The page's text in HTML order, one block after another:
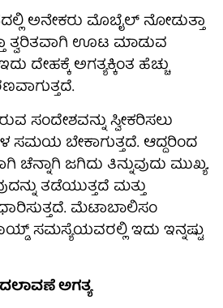
ಅನೇಕರು ಮೊಬೈಲ್ ನೋಡುತ್ತಾ
ತ್ವರಿತವಾಗಿ ಊಟ ಮಾಡುವ
ದೇಹಕ್ಕೆ ಅಗತ್ಯಕ್ಕಿಂತ ಹೆಚ್ಚು
ಸಂದೇಶವನ್ನು ಸ್ವೀಕರಿಸಲು
ಸಮಯ ಬೇಕಾಗುತ್ತದೆ. ಆದ್ದರಿಂದ
ಚೆನ್ನಾಗಿ ಜಗಿದು ತಿನ್ನುವುದು ಮುಖ್ಯ.
ತಡೆಯುತ್ತದೆ ಮತ್ತು
ಮೆಟಾಬಾಲಿಸಂ
ಸಮಸ್ಯೆಯವರಲ್ಲಿ ಇದು ಇನ್ನಷ್ಟು
ಅಗತ್ಯ